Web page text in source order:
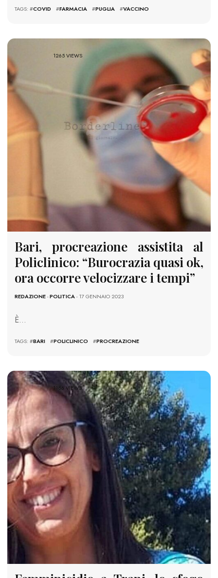
TAGS: #COVID #FARMACIA #PUGLIA #VACCINO
1265 VIEWS
Bari, procreazione assistita al
Policlinico: “Burocrazia quasi ok,
ora occorre velocizzare i tempi”
REDAZIONE-POLITICA- 17 GENNAIO 2023
È…
TAGS: #BARI #POLICLINICO #PROCREAZIONE
1186 VIEWS